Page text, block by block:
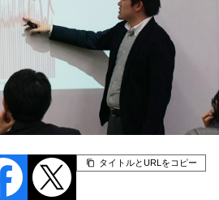
タイトルとURLをコピー